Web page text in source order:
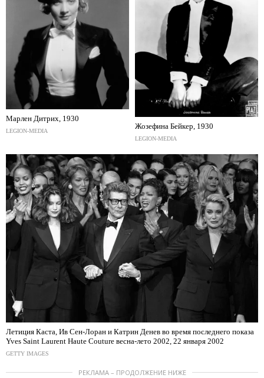
Марлен Дитрих, 1930
LEGION-MEDIA
Жозефина Бейкер, 1930
LEGION-MEDIA
Летиция Каста, Ив Сен-Лоран и Катрин Денев во время последнего показа
Yves Saint Laurent Haute Couture весна-лето 2002, 22 января 2002
GETTY IMAGES
РЕКЛАМА – ПРОДОЛЖЕНИЕ НИЖЕ